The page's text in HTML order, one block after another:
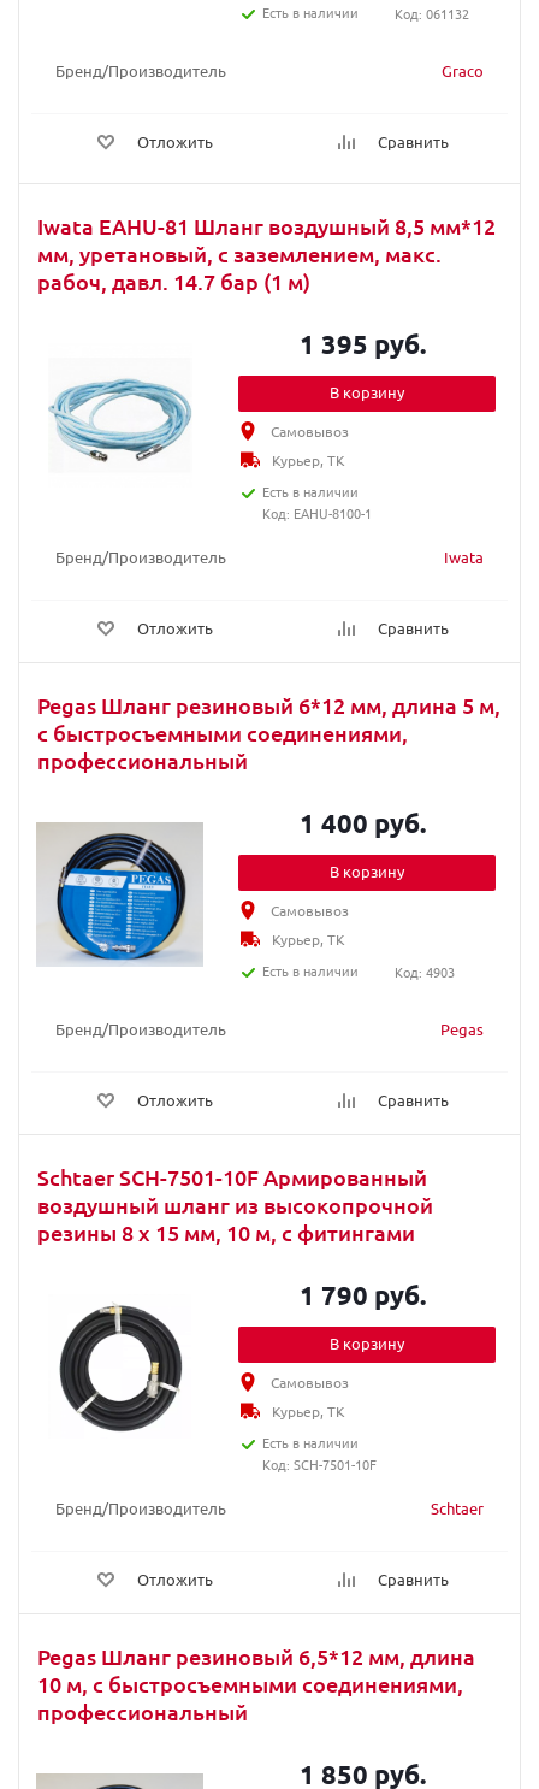
Бренд/Производитель Graco
Отложить Сравнить
Есть в наличии Код: 061132
Iwata EAHU-81 Шланг воздушный 8,5 мм*12
мм, уретановый, с заземлением, макс.
рабоч, давл. 14.7 бар (1 м)
Бренд/Производитель Iwata
Отложить Сравнить
1 395 руб.
В корзину
Самовывоз
Курьер, ТК
Есть в наличии
Код: EAHU-8100-1
Pegas Шланг резиновый 6*12 мм, длина 5 м,
с быстросъемными соединениями,
профессиональный
Бренд/Производитель Pegas
Отложить Сравнить
1 400 руб.
В корзину
Самовывоз
Курьер, ТК
Есть в наличии
Код: 4903
Schtaer SCH-7501-10F Армированный
воздушный шланг из высокопрочной
резины 8 x 15 мм, 10 м, с фитингами
Бренд/Производитель Schtaer
Отложить Сравнить
1 790 руб.
В корзину
Самовывоз
Курьер, ТК
Есть в наличии
Код: SCH-7501-10F
Pegas Шланг резиновый 6,5*12 мм, длина
10 м, с быстросъемными соединениями,
профессиональный
1 850 руб.